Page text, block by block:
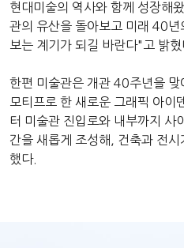
현대미술의 역사와 함께 성장해
관의 유산을 돌아보고 미래 40년
보는 계기가 되길 바란다"고 밝혔
한편 미술관은 개관 40주년을
모티프로 한 새로운 그래픽 아이
터 미술관 진입로와 내부까지 사
간을 새롭게 조성해, 건축과 전
했다.